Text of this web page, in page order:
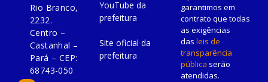
Rio Branco,
2232.
Centro –
Castanhal –
Pará – CEP:
68743-050
YouTube da
prefeitura
Site oficial da
prefeitura
garantimos em
contrato que todas
as exigências
das leis de
transparência
pública serão
atendidas.